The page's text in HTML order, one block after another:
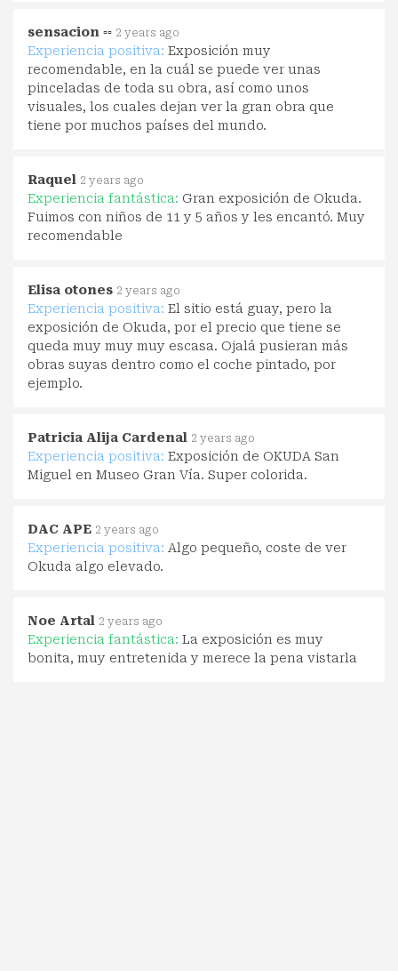
sensacion ▫▫ 2 years ago
Experiencia positiva: Exposición muy
recomendable, en la cuál se puede ver unas
pinceladas de toda su obra, así como unos
visuales, los cuales dejan ver la gran obra que
tiene por muchos países del mundo.
Raquel 2 years ago
Experiencia fantástica: Gran exposición de Okuda.
Fuimos con niños de 11 y 5 años y les encantó. Muy
recomendable
Elisa otones 2 years ago
Experiencia positiva: El sitio está guay, pero la
exposición de Okuda, por el precio que tiene se
queda muy muy muy escasa. Ojalá pusieran más
obras suyas dentro como el coche pintado, por
ejemplo.
Patricia Alija Cardenal 2 years ago
Experiencia positiva: Exposición de OKUDA San
Miguel en Museo Gran Vía. Super colorida.
DAC APE 2 years ago
Experiencia positiva: Algo pequeño, coste de ver
Okuda algo elevado.
Noe Artal 2 years ago
Experiencia fantástica: La exposición es muy
bonita, muy entretenida y merece la pena vistarla